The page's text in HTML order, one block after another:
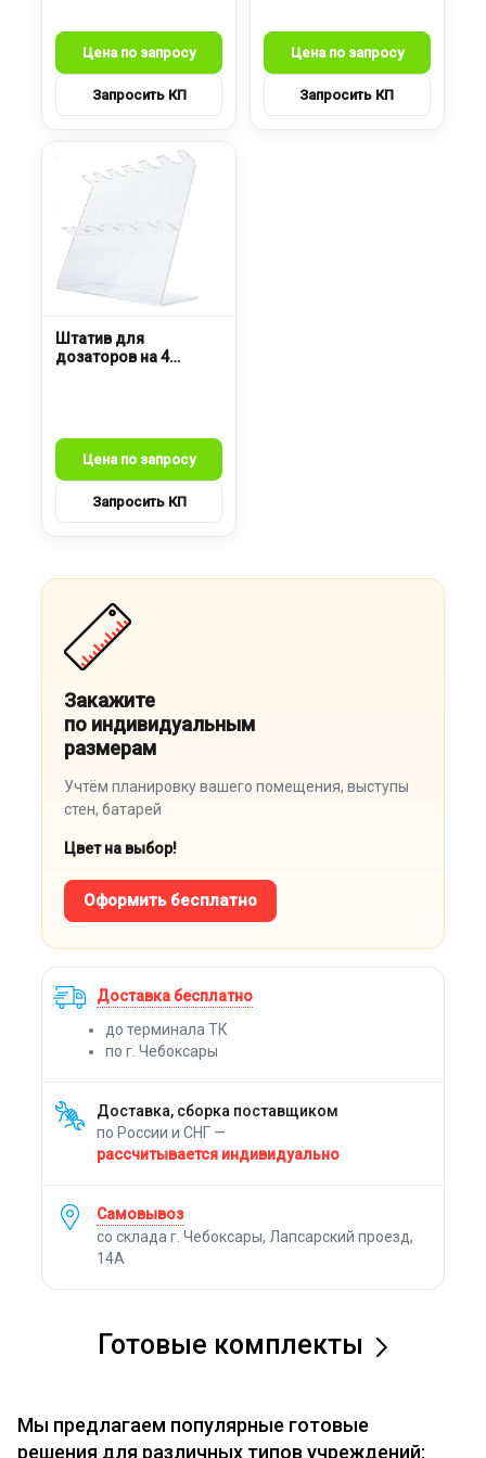
Штатив для
дозаторов на 4
Закажите
по индивидуальным
размерам
Учтём планировку вашего помещения, выступы
стен, батарей
Цвет на выбор!
Оформить бесплатно
Доставка бесплатно
до терминала ТК
по г. Чебоксары
Доставка, сборка поставщиком
по России и СНГ —
рассчитывается индивидуально
Самовывоз
со склада г. Чебоксары, Лапсарский проезд,
14А
Готовые комплекты
Мы предлагаем популярные готовые
решения для различных типов учреждений: